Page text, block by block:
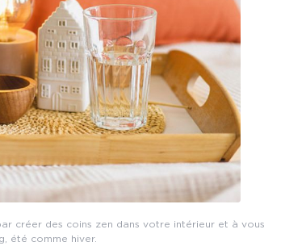
créer des coins zen dans votre intérieur et à vous
été comme hiver.